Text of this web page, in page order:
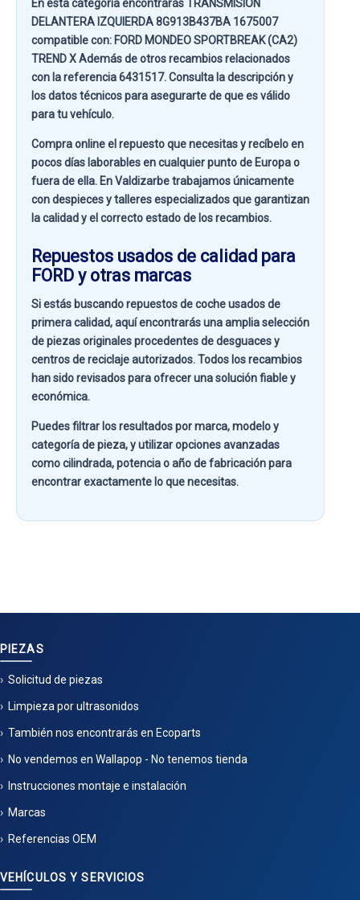
En esta categoría encontrarás TRANSMISION
DELANTERA IZQUIERDA 8G913B437BA 1675007
compatible con: FORD MONDEO SPORTBREAK (CA2)
TREND XAdemás de otros recambios relacionados
con la referencia6431517. Consulta la descripción y
los datos técnicos para asegurarte de que es válido
para tu vehículo.
Compra online el repuesto que necesitas y recíbelo en
pocos días laborables en cualquier punto de Europa o
fuera de ella. EnValdizarbetrabajamos únicamente
con despieces y talleres especializados que garantizan
la calidad y el correcto estado de los recambios.
Repuestos usados de calidad para
FORD y otras marcas
Si estás buscandorepuestos de coche usados de
primera calidad, aquí encontrarás una amplia selección
de piezas originales procedentes de desguaces y
centros de reciclaje autorizados. Todos los recambios
han sido revisados para ofrecer una solución fiable y
económica.
Puedes filtrar los resultados pormarca, modelo y
categoría de pieza, y utilizar opciones avanzadas
comocilindrada, potencia o año de fabricaciónpara
encontrar exactamente lo que necesitas.
PIEZAS
Solicitud de piezas
Limpieza por ultrasonidos
También nos encontrarás en Ecoparts
No vendemos en Wallapop - No tenemos tienda
Instrucciones montaje e instalación
Marcas
Referencias OEM
VEHÍCULOS Y SERVICIOS